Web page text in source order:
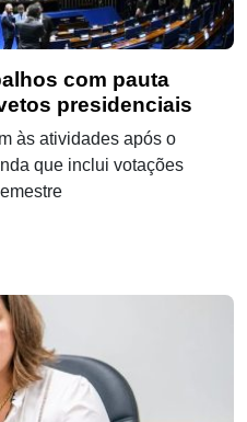
com pauta
presidenciais
às atividades após o
que inclui votações